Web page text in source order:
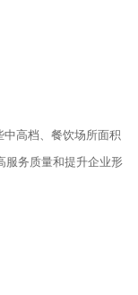
高档、餐饮场所面积
服务质量和提升企业形